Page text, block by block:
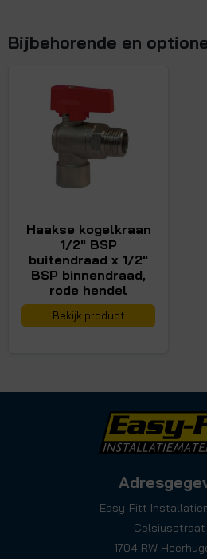
Bijbehorende en
Haakse kogelkraan
1/2" BSP
buitendraad x 1/2"
BSP binnendraad,
rode hendel
Bekijk product
Easy-Fitt
1704 RW